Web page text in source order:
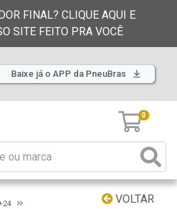
FINAL? CLIQUE AQUI E
SITE FEITO PRA VOCÊ
Baixe já o APP da PneuBras
0
VOLTAR
24